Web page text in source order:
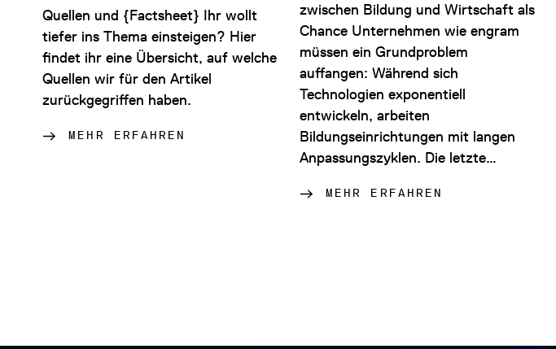
Quellen und {Factsheet} Ihr wollt
tiefer ins Thema einsteigen? Hier
findet ihr eine Übersicht, auf welche
Quellen wir für den Artikel
zurückgegriffen haben.
MEHR ERFAHREN
zwischen Bildung und Wirtschaft als
Chance Unternehmen wie engram
müssen ein Grundproblem
auffangen: Während sich
Technologien exponentiell
entwickeln, arbeiten
Bildungseinrichtungen mit langen
Anpassungszyklen. Die letzte…
MEHR ERFAHREN